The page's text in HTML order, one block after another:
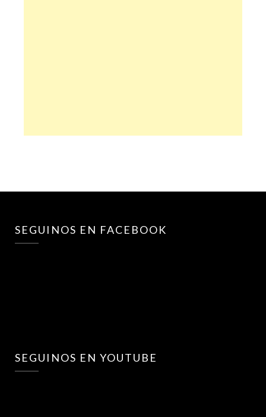
SEGUINOS EN FACEBOOK
SEGUINOS EN YOUTUBE